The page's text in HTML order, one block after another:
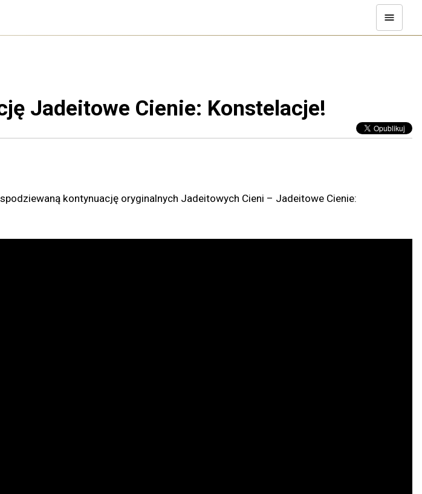
Jadeitowe Cienie: Konstelacje!
kontynuację oryginalnych Jadeitowych Cieni – Jadeitowe Cienie: